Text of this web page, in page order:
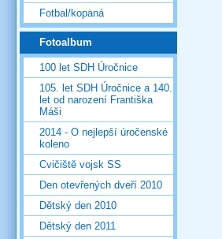
Fotbal/kopaná
Fotoalbum
100 let SDH Úročnice
105. let SDH Úročnice a 140.
let od narození Františka
Máši
2014 - O nejlepší úročenské
koleno
Cvičiště vojsk SS
Den otevřených dveří 2010
Dětský den 2010
Dětský den 2011